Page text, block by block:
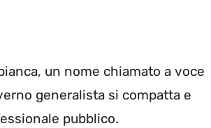
un nome chiamato a voce
generalista si compatta e
pubblico.